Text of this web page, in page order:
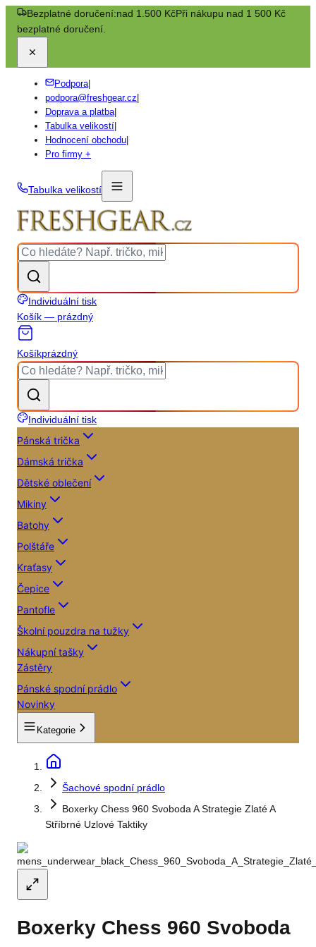
Bezplatné doručení:nad 1.500 KčPři nákupu nad 1 500 Kč
bezplatné doručení.
Podpora|
podpora@freshgear.cz
Doprava a platba|
Tabulka velikostí
Hodnocení obchodu
Pro firmy +
Tabulka velikostí
Individuální tisk
Košík — prázdný
Košíkprázdný
Individuální tisk
Pánská trička
Dámská trička
Dětské oblečení
Mikiny
Batohy
Polštáře
Kraťasy
Čepice
Pantofle
Školní pouzdra na tužky
Nákupní tašky
Zástěry
Pánské spodní prádlo
Novinky
Kategorie
Šachové spodní prádlo
Boxerky Chess 960 Svoboda A Strategie Zlaté A
Stříbrné Uzlové Taktiky
Boxerky Chess 960 Svoboda